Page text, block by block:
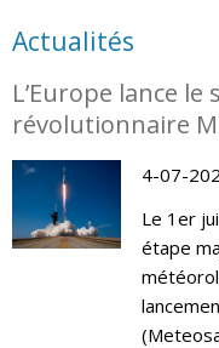
Actualités
L’Europe lance
révolutionnaire
4-07-
Le 1er
étape